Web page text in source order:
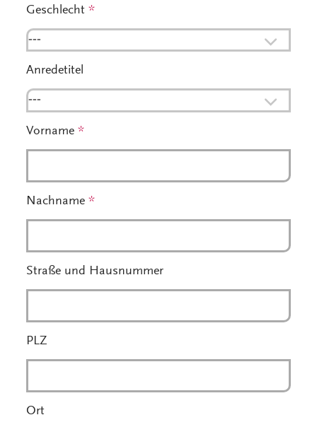
Geschlecht*
---
Anredetitel
---
Vorname*
Nachname*
Straße und Hausnummer
PLZ
Ort